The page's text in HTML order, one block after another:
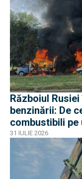
Războiul
benzinării: De
combustibili
31 IULIE 2026